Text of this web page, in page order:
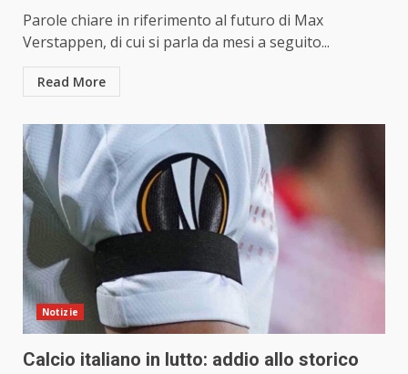
Parole chiare in riferimento al futuro di Max
Verstappen, di cui si parla da mesi a seguito...
Read More
Notizie
Calcio italiano in lutto: addio allo storico